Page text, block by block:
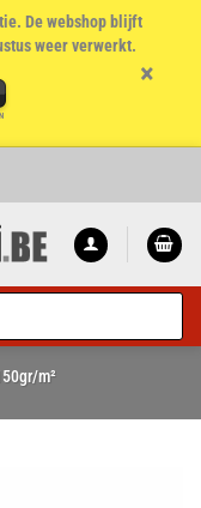
De webshop blijft
weer verwerkt.
×
m²